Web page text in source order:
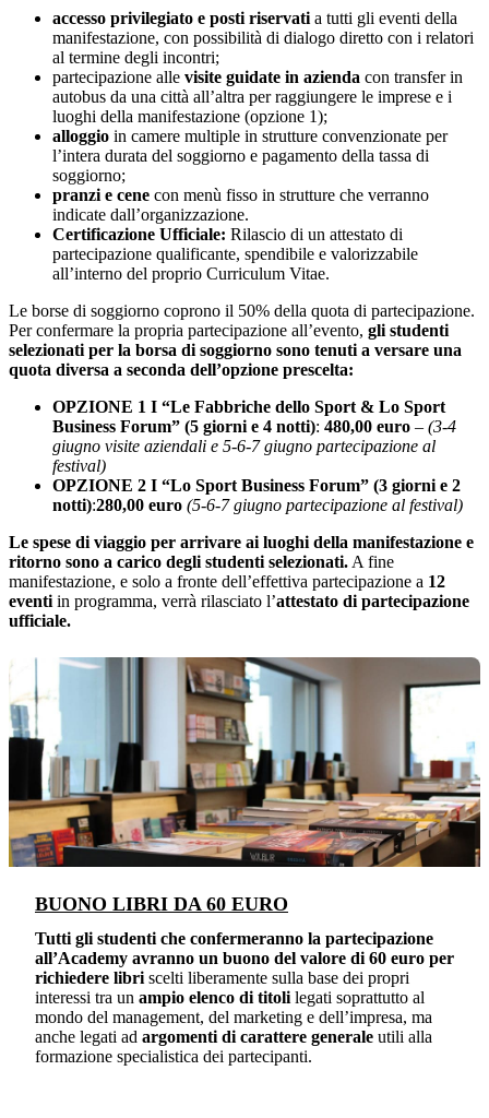
accesso privilegiato e posti riservati a tutti gli eventi della
manifestazione, con possibilità di dialogo diretto con i relatori
al termine degli incontri;
partecipazione alle visite guidate in azienda con transfer in
autobus da una città all’altra per raggiungere le imprese e i
luoghi della manifestazione (opzione 1);
alloggio in camere multiple in strutture convenzionate per
l’intera durata del soggiorno e pagamento della tassa di
soggiorno;
pranzi e cene con menù fisso in strutture che verranno
indicate dall’organizzazione.
Certificazione Ufficiale: Rilascio di un attestato di
partecipazione qualificante, spendibile e valorizzabile
all’interno del proprio Curriculum Vitae.
Le borse di soggiorno coprono il 50% della quota di partecipazione.
Per confermare la propria partecipazione all’evento, gli studenti
selezionati per la borsa di soggiorno sono tenuti a versare una
quota diversa a seconda dell’opzione prescelta:
OPZIONE 1 I “Le Fabbriche dello Sport & Lo Sport
Business Forum” (5 giorni e 4 notti): 480,00 euro – (3-4
giugno visite aziendali e 5-6-7 giugno partecipazione al
festival)
OPZIONE 2 I “Lo Sport Business Forum” (3 giorni e 2
notti):280,00 euro (5-6-7 giugno partecipazione al festival)
Le spese di viaggio per arrivare ai luoghi della manifestazione e
ritorno sono a carico degli studenti selezionati. A fine
manifestazione, e solo a fronte dell’effettiva partecipazione a 12
eventi in programma, verrà rilasciato l’attestato di partecipazione
ufficiale.
BUONO LIBRI DA 60 EURO
Tutti gli studenti che confermeranno la partecipazione
all’Academy avranno un buono del valore di 60 euro per
richiedere libri scelti liberamente sulla base dei propri
interessi tra un ampio elenco di titoli legati soprattutto al
mondo del management, del marketing e dell’impresa, ma
anche legati ad argomenti di carattere generale utili alla
formazione specialistica dei partecipanti.